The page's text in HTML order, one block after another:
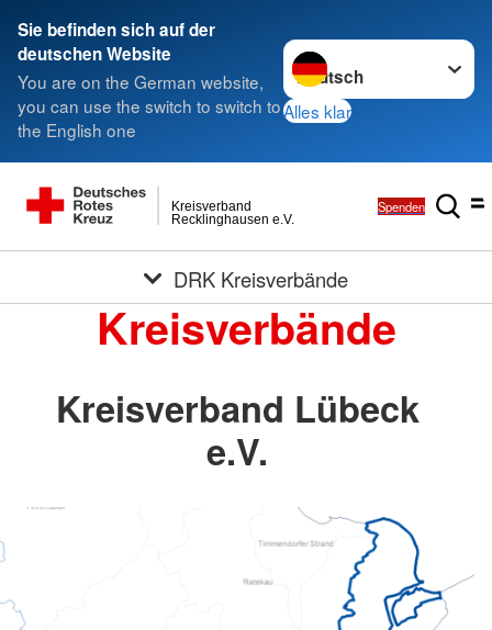
Sie befinden sich auf der
deutschen Website
You are on the German website,
you can use the switch to switch to
the English one
Sprache wechseln zu
Alles klar
Recklinghausen e.V.
Kreisverband Spenden
DRK Kreisverbände
Kreisverbände
Kreisverband Lübeck
e.V.